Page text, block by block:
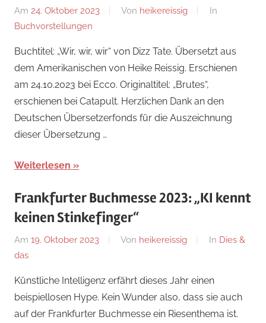
Am 24. Oktober 2023 Von heikereissig
In
Buchvorstellungen
Buchtitel: „Wir, wir, wir“ von Dizz Tate. Übersetzt aus
dem Amerikanischen von Heike Reissig. Erschienen
am 24.10.2023 bei Ecco. Originaltitel: „Brutes“,
erschienen bei Catapult. Herzlichen Dank an den
Deutschen Übersetzerfonds für die Auszeichnung
dieser Übersetzung …
Weiterlesen
Frankfurter Buchmesse 2023: „KI kennt
keinen Stinkefinger“
Am 19. Oktober 2023 Von heikereissig In Dies &
das
Künstliche Intelligenz erfährt dieses Jahr einen
beispiellosen Hype. Kein Wunder also, dass sie auch
auf der Frankfurter Buchmesse ein Riesenthema ist.